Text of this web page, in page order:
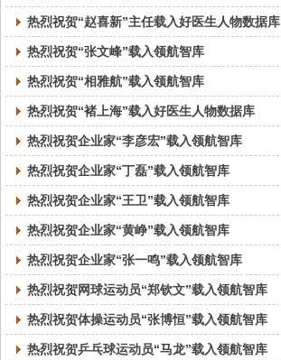
热烈祝贺“赵喜新”主任载入好医生人物数据库
热烈祝贺“张文峰”载入领航智库
热烈祝贺“相雅航”载入领航智库
热烈祝贺“褚上海”载入好医生人物数据库
热烈祝贺企业家“李彦宏”载入领航智库
热烈祝贺企业家“丁磊”载入领航智库
热烈祝贺企业家“王卫”载入领航智库
热烈祝贺企业家“黄峥”载入领航智库
热烈祝贺企业家“张一鸣”载入领航智库
热烈祝贺网球运动员“郑钦文”载入领航智库
热烈祝贺体操运动员“张博恒”载入领航智库
热烈祝贺乒乓球运动员“马龙”载入领航智库